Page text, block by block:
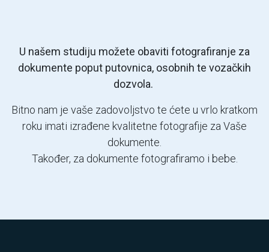
U našem studiju možete obaviti fotografiranje za
dokumente poput putovnica, osobnih te vozačkih
dozvola.
Bitno nam je vaše zadovoljstvo te ćete u vrlo kratkom
roku imati izrađene kvalitetne fotografije za Vaše
dokumente.
Također, za dokumente fotografiramo i bebe.